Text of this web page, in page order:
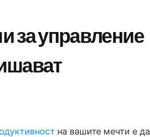
за управление
на вашите мечти е да